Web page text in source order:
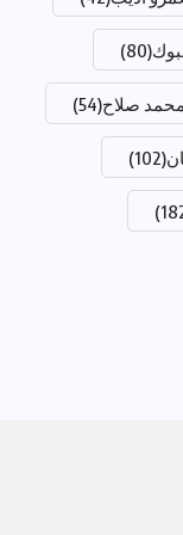
(80)
محمد صلاح(54)
(102)